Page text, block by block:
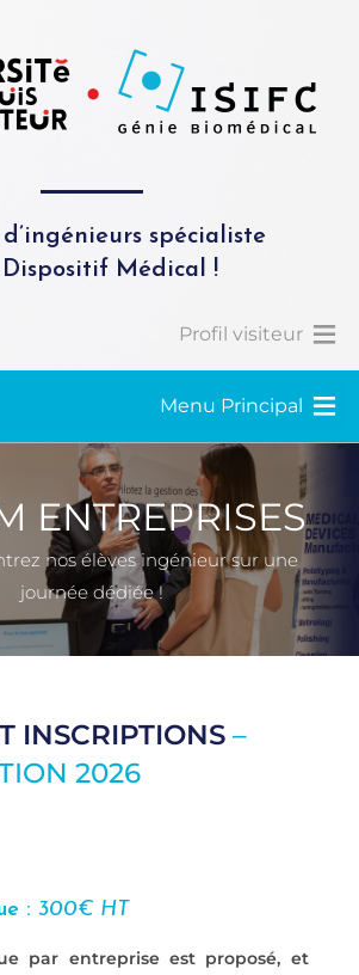
d’ingénieurs spécialiste
Médical !
Profil visiteur
Menu Principal
ENTREPRISES
nos élèves ingénieur sur une
journée dédiée !
INSCRIPTIONS –
2026
:300€ HT
par entreprise est proposé, et